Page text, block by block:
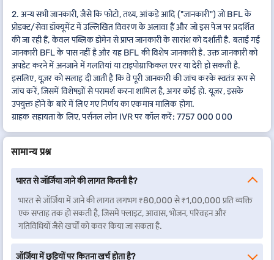
2. अन्य सभी जानकारी, जैसे कि फोटो, तथ्य, आंकड़े आदि ("जानकारी") जो BFL के
प्रोडक्ट/सेवा डॉक्यूमेंट में उल्लिखित विवरण के अलावा हैं और जो इस पेज पर प्रदर्शित
की जा रही हैं, केवल पब्लिक डोमेन से प्राप्त जानकारी के सारांश को दर्शाती है. बताई गई
जानकारी BFL के पास नहीं है और यह BFL की विशेष जानकारी है. उक्त जानकारी को
अपडेट करने में अनजाने में गलतियां या टाइपोग्राफिकल एरर या देरी हो सकती है.
इसलिए, यूज़र को सलाह दी जाती है कि वे पूरी जानकारी की जांच करके स्वतंत्र रूप से
जांच करें, जिसमें विशेषज्ञों से परामर्श करना शामिल है, अगर कोई हो. यूज़र, इसके
उपयुक्त होने के बारे में लिए गए निर्णय का एकमात्र मालिक होगा.
ग्राहक सहायता के लिए, पर्सनल लोन IVR पर कॉल करें: 7757 000 000
सामान्य प्रश्न
भारत से जॉर्जिया जाने की लागत कितनी है?
भारत से जॉर्जिया में जाने की लागत लगभग ₹80,000 से ₹1,00,000 प्रति व्यक्ति
एक सप्ताह तक हो सकती है, जिसमें फ्लाइट, आवास, भोजन, परिवहन और
गतिविधियों जैसे खर्चों को कवर किया जा सकता है.
जॉर्जिया में छुट्टियों पर कितना खर्च होता है?